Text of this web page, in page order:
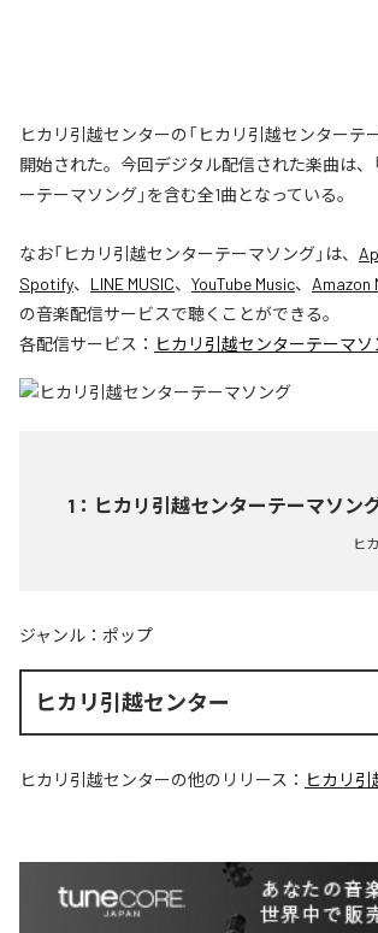
ヒカリ引越センターの「ヒカリ引越センターテ
開始された。今回デジタル配信された楽曲は、
ーテーマソング」を含む全1曲となっている。
なお「ヒカリ引越センターテーマソング」は、
Spotify、 LINE MUSIC、 YouTube Music、 Amazon
の音楽配信サービスで聴くことができる。
各配信サービス： ヒカリ引越センターテーマソ
1 ： ヒカリ引越センターテーマソン
ヒ
ジャンル： ポップ
ヒカリ引越センター
ヒカリ引越センターの他のリリース： ヒカリ引